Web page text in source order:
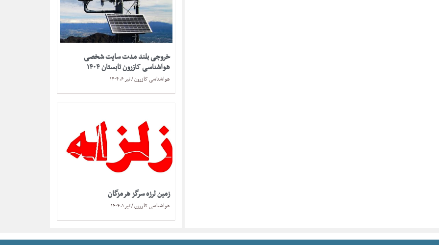
خروجی بلند مدت سایت شخصی
هواشناسی کازرون تابستان ۱۴۰۴
هواشناسی کازرون تیر ۶, ۱۴۰۴
زمین لرزه سرگز هرمزگان
هواشناسی کازرون تیر ۱, ۱۴۰۴